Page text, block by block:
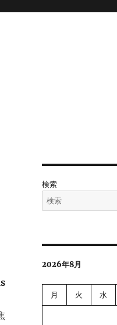
検索
2026年8月
月 火 水